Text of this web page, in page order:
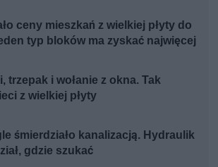
ceny mieszkań z wielkiej płyty do
typ bloków ma zyskać najwięcej
trzepak i wołanie z okna. Tak
z wielkiej płyty
śmierdziało kanalizacją. Hydraulik
gdzie szukać